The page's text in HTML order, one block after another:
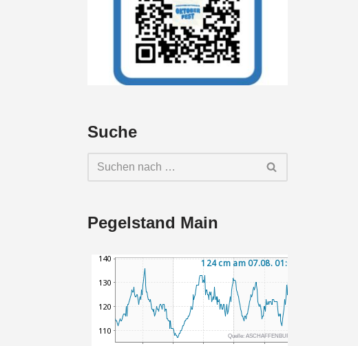
Suche
Pegelstand Main